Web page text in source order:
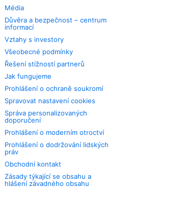
Média
Důvěra a bezpečnost – centrum
informací
Vztahy s investory
Všeobecné podmínky
Řešení stížností partnerů
Jak fungujeme
Prohlášení o ochraně soukromí
Spravovat nastavení cookies
Správa personalizovaných
doporučení
Prohlášení o moderním otroctví
Prohlášení o dodržování lidských
práv
Obchodní kontakt
Zásady týkající se obsahu a
hlášení závadného obsahu